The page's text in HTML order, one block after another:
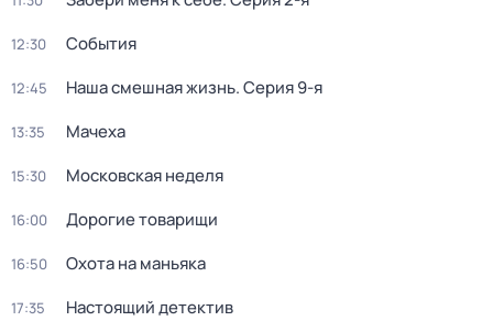
12:30 События
12:45 Наша смешная жизнь. Серия 9-я
13:35 Мачеха
15:30 Московская неделя
16:00 Дорогие товарищи
16:50 Охота на маньяка
17:35 Настоящий детектив